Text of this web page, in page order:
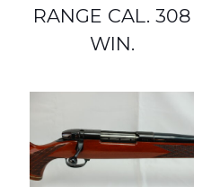
RANGE CAL. 308
WIN.